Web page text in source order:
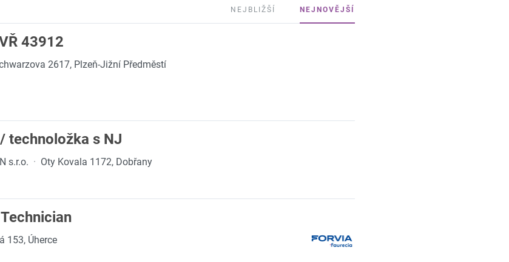
NEJBLIŽŠÍ NEJNOVĚJŠÍ
43912
2617, Plzeň-Jižní Předměstí
technoložka s NJ
s.r.o. · Oty Kovala 1172, Dobřany
153, Úherce